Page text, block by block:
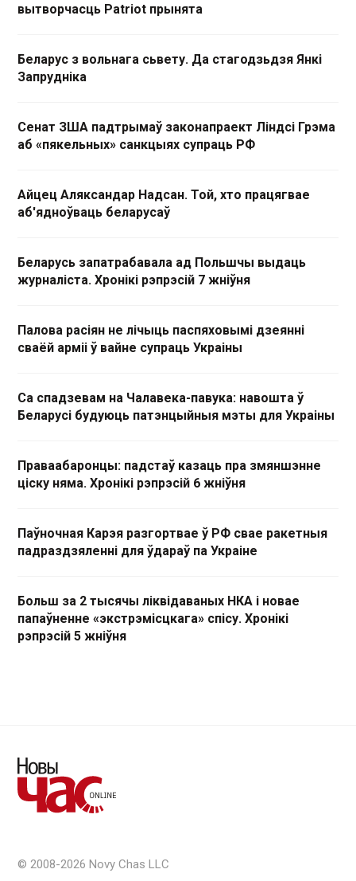
вытворчасць Patriot прынята
Беларус з вольнага сьвету. Да стагодзьдзя Янкі
Запрудніка
Сенат ЗША падтрымаў законапраект Ліндсі Грэма
аб «пякельных» санкцыях супраць РФ
Айцец Аляксандар Надсан. Той, хто працягвае
аб'ядноўваць беларусаў
Беларусь запатрабавала ад Польшчы выдаць
журналіста. Хронікі рэпрэсій 7 жніўня
Палова расіян не лічыць паспяховымі дзеянні
сваёй арміі ў вайне супраць Украіны
Са спадзевам на Чалавека-павука: навошта ў
Беларусі будуюць патэнцыйныя мэты для Украіны
Праваабаронцы: падстаў казаць пра змяншэнне
ціску няма. Хронікі рэпрэсій 6 жніўня
Паўночная Карэя разгортвае ў РФ свае ракетныя
падраздзяленні для ўдараў па Украіне
Больш за 2 тысячы ліквідаваных НКА і новае
папаўненне «экстрэмісцкага» спісу. Хронікі
рэпрэсій 5 жніўня
© 2008-2026 Novy Chas LLC